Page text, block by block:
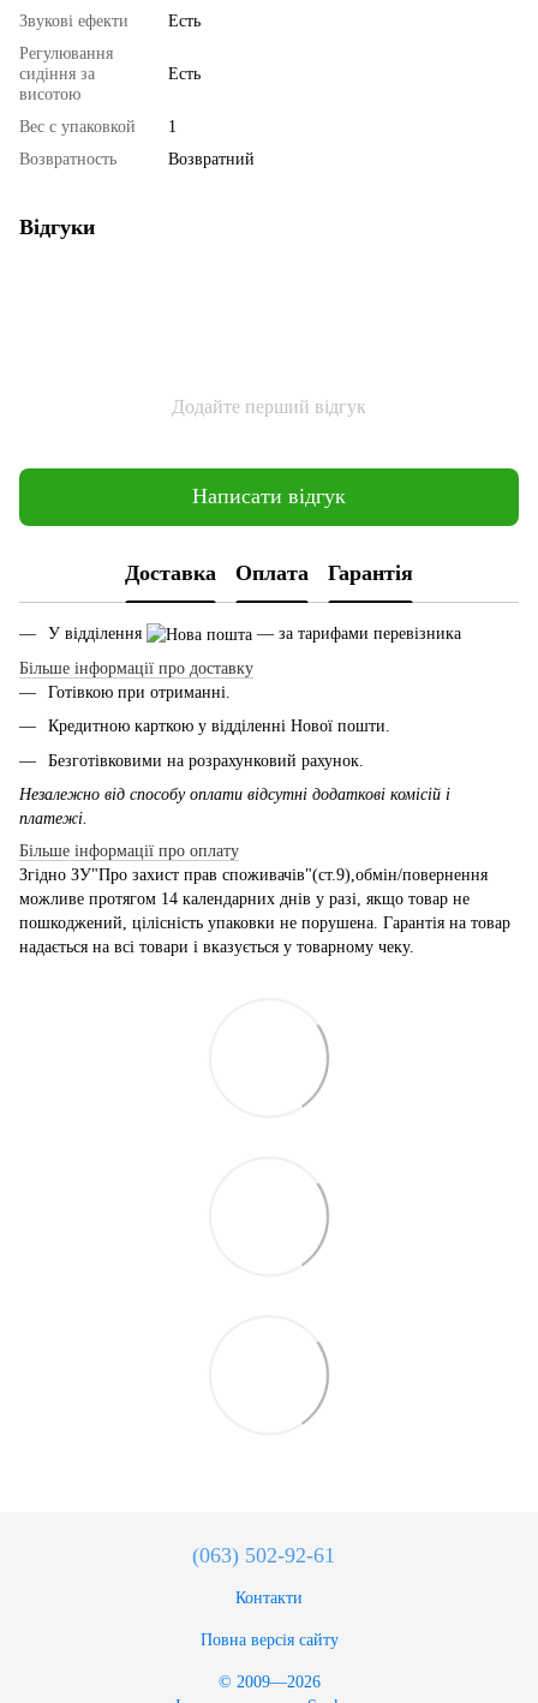
Звукові ефекти
Есть
Регулювання
сидіння за
висотою
Есть
Вес с упаковкой
1
Возвратность
Возвратний
Відгуки
Додайте перший відгук
Написати відгук
Доставка Оплата Гарантія
У відділення
— за тарифами перевізника
Більше інформації про доставку
Готівкою при отриманні.
Кредитною карткою у відділенні Нової пошти.
Безготівковими на розрахунковий рахунок.
Незалежно від способу оплати відсутні додаткові комісій і
платежі.
Більше інформації про оплату
Згідно ЗУ"Про захист прав споживачів"(ст.9),обмін/повернення
можливе протягом 14 календарних днів у разі, якщо товар не
пошкоджений, цілісність упаковки не порушена. Гарантія на товар
надається на всі товари і вказується у товарному чеку.
(063) 502-92-61
Контакти
Повна версія сайту
© 2009—2026